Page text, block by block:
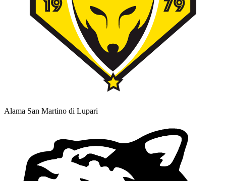
Alama San Martino di Lupari